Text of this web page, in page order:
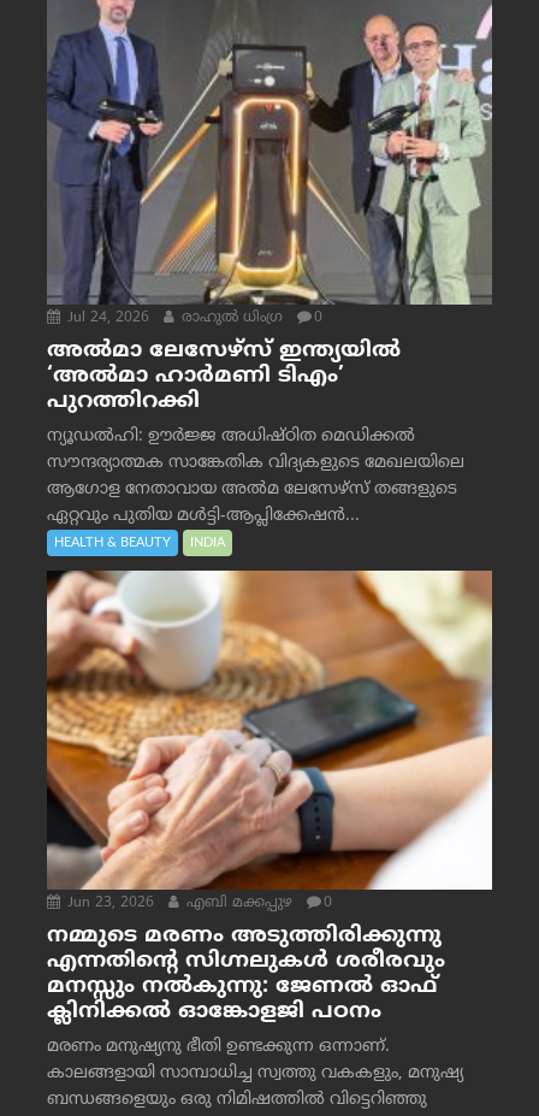
Jul 24, 2026 രാഹുല്‍ ധിംഗ്ര 0
അൽമാ ലേസേഴ്സ് ഇന്ത്യയിൽ
‘അൽമാ ഹാർമണി ടിഎം’
പുറത്തിറക്കി
ന്യൂഡൽഹി: ഊർജ്ജ അധിഷ്ഠിത മെഡിക്കൽ
സൗന്ദര്യാത്മക സാങ്കേതിക വിദ്യകളുടെ മേഖലയിലെ
ആഗോള നേതാവായ അൽമ ലേസേഴ്സ് തങ്ങളുടെ
ഏറ്റവും പുതിയ മൾട്ടി-ആപ്ലിക്കേഷൻ...
HEALTH & BEAUTY INDIA
Jun 23, 2026 എബി മക്കപ്പുഴ 0
നമ്മുടെ മരണം അടുത്തിരിക്കുന്നു
എന്നതിന്റെ സിഗ്നലുകൾ ശരീരവും
മനസ്സും നല്‍കുന്നു: ജേണല്‍ ഓഫ്
ക്ലിനിക്കല്‍ ഓങ്കോളജി പഠനം
മരണം മനുഷ്യനു ഭീതി ഉണ്ടക്കുന്ന ഒന്നാണ്.
കാലങ്ങളായി സാമ്പാധിച്ച സ്വത്തു വകകളും, മനുഷ്യ
ബന്ധങ്ങളെയും ഒരു നിമിഷത്തിൽ വിട്ടെറിഞ്ഞു